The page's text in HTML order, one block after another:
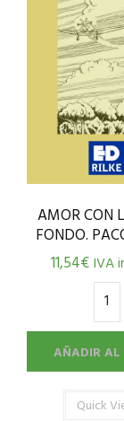
AMOR CON
FONDO.
11,54€ IVA
AÑADIR AL
Quick